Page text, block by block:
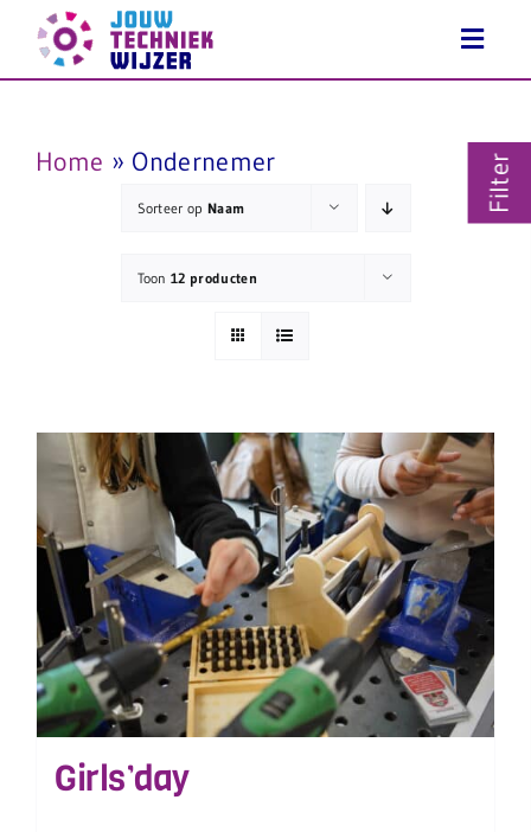
naar
Home » Ondernemer
Sorteer opNaam
Toon12 producten
Girls’day
Filter